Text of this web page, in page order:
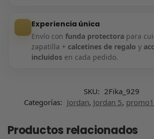
Experiencia única
Envío con funda protectorapara
zapatilla + calcetines de regalo y
incluidos en cada pedido.
SKU: 2Fika_929
Categorías: Jordan, Jordan 5,
Productos relacionados